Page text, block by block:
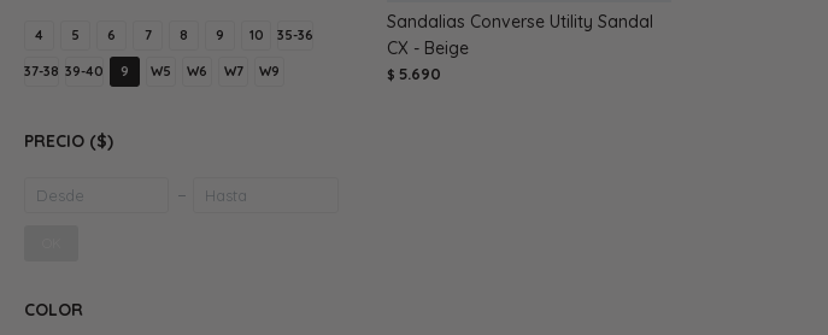
Sandalias Converse Utility Sandal
CX - Beige
$ 5.690
4 5 6 7 8 9 10 35-36
37-38 39-40 9 W5 W6 W7 W9
PRECIO ($)
COLOR